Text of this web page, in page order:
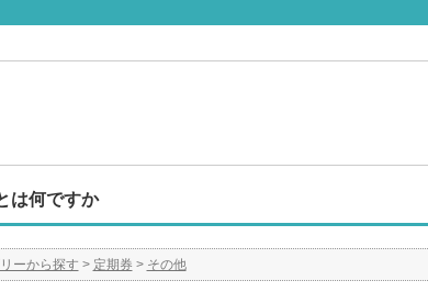
は何ですか
ーから探す > 定期券 > その他